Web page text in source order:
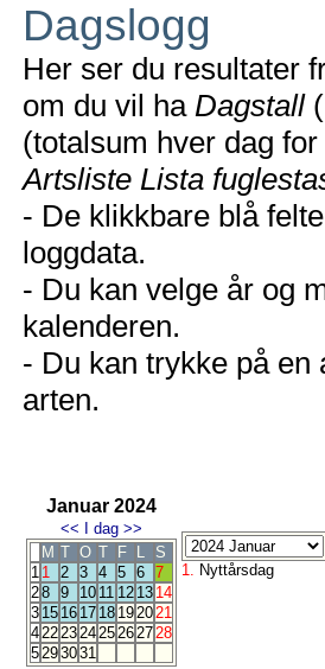
Dagslogg
Her ser du resultater
om du vil ha Dagstall
(totalsum hver dag
Artsliste Lista
- De klikkbare blå
loggdata.
- Du kan velge år og
kalenderen.
- Du kan trykke på en
arten.
Januar 2024
<< I dag >>
M T O T F L
S
1 1 2 3 4 5 6 7
28 9 10 11 12 13 14
3 15 16 17 18 192021
422232425262728
5293031
1. Nyttårsdag